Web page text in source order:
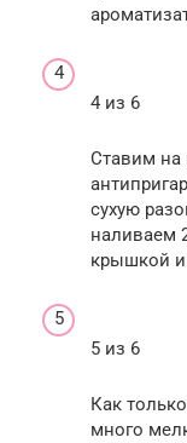
4 из 6
Ставим на
сухую
наливаем
крышкой
5 из 6
Как
много